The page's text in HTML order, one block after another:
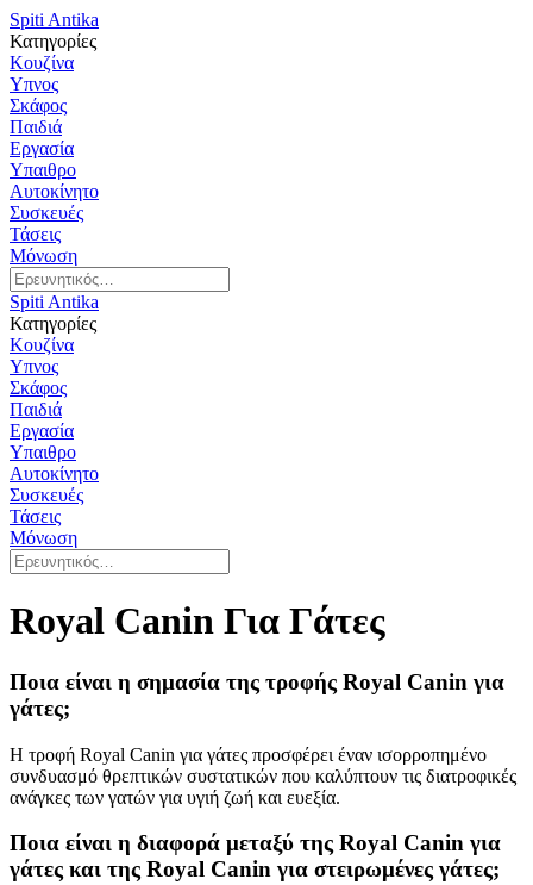
Spiti Antika
Κατηγορίες
Κουζίνα
Υπνος
Σκάφος
Παιδιά
Εργασία
Υπαιθρο
Αυτοκίνητο
Συσκευές
Τάσεις
Μόνωση
Spiti Antika
Κατηγορίες
Κουζίνα
Υπνος
Σκάφος
Παιδιά
Εργασία
Υπαιθρο
Αυτοκίνητο
Συσκευές
Τάσεις
Μόνωση
Royal Canin Για Γάτες
Ποια είναι η σημασία της τροφής Royal Canin για
γάτες;
Η τροφή Royal Canin για γάτες προσφέρει έναν ισορροπημένο
συνδυασμό θρεπτικών συστατικών που καλύπτουν τις διατροφικές
ανάγκες των γατών για υγιή ζωή και ευεξία.
Ποια είναι η διαφορά μεταξύ της Royal Canin για
γάτες και της Royal Canin για στειρωμένες γάτες;